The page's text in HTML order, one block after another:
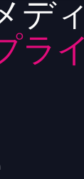
デ
ラ